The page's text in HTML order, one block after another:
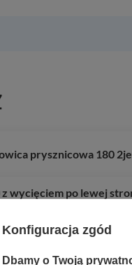
prysznicowa 180
wycięciem po lewej
Połysk
Brąz Szczotkowany
Konfiguracja zgód
Dbamy o Twoją